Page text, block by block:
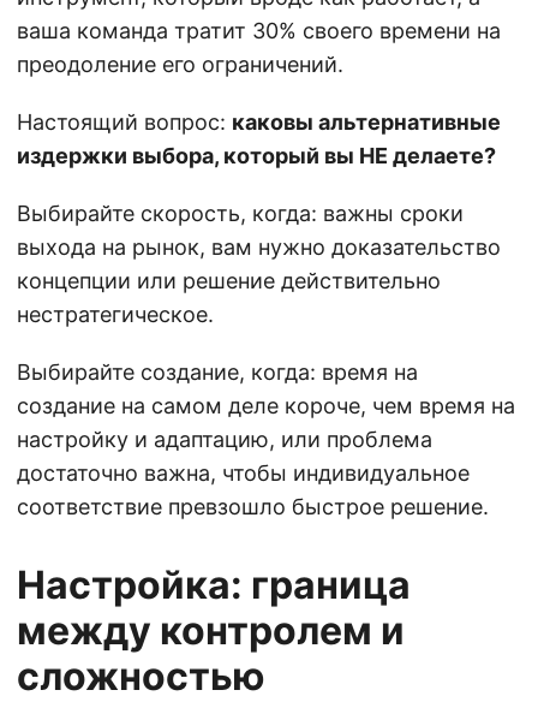
ваша команда тратит 30% своего времени на
преодоление его ограничений.
Настоящий вопрос: каковы альтернативные
издержки выбора, который вы НЕ делаете?
Выбирайте скорость, когда: важны сроки
выхода на рынок, вам нужно доказательство
концепции или решение действительно
нестратегическое.
Выбирайте создание, когда: время на
создание на самом деле короче, чем время на
настройку и адаптацию, или проблема
достаточно важна, чтобы индивидуальное
соответствие превзошло быстрое решение.
Настройка: граница
между контролем и
сложностью